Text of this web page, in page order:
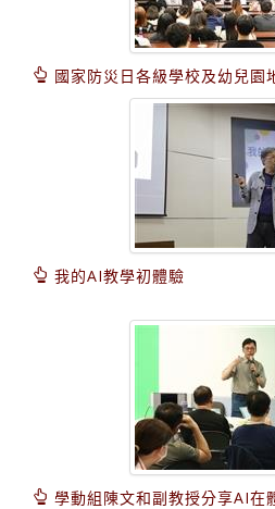
國家防災日各級學校及幼兒園
我的AI教學初體驗
學動組陳文和副教授分享AI在